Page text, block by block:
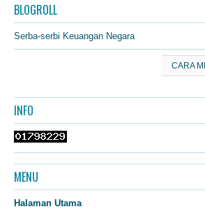
BLOGROLL
Serba-serbi Keuangan Negara
CARA
INFO
MENU
Halaman Utama